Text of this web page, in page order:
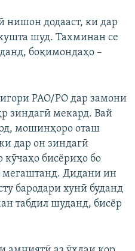
360p 480p
360p
480p
нишон додааст, ки дар
шуд. Тахминан се
боқимондаҳо –
РАО/РО дар замони
зиндагӣ мекард. Вай
мошинҳоро оташ
дар он зиндагӣ
бисёриҳо бо
мегаштанд. Дидани ин
бародари хунӣ буданд
табдил шуданд, бисёр